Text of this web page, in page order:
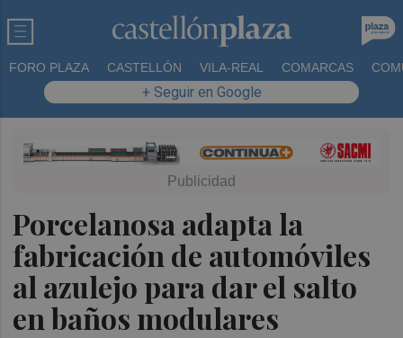
FORO PLAZA CASTELLÓN VILA-REAL COMARCAS
+ Seguir en Google
Porcelanosa adapta la
fabricación de automóviles
al azulejo para dar el salto
en baños modulares